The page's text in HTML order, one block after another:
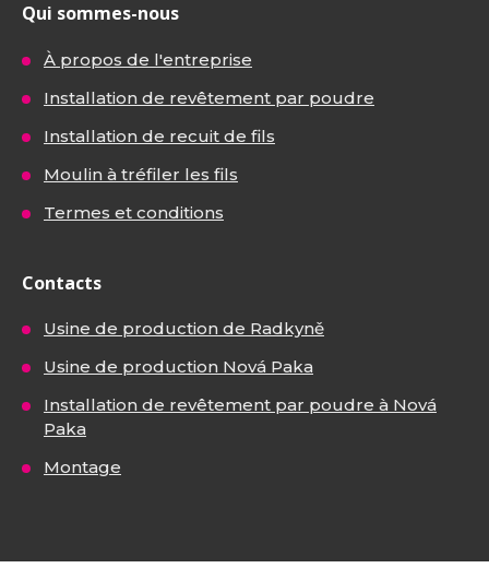
Qui sommes-nous
À propos de l'entreprise
Installation de revêtement par poudre
Installation de recuit de fils
Moulin à tréfiler les fils
Termes et conditions
Contacts
Usine de production de Radkyně
Usine de production Nová Paka
Installation de revêtement par poudre à Nová
Paka
Montage